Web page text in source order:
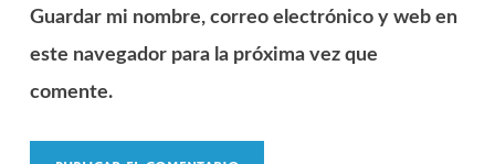
Guardar mi nombre, correo electrónico y web en
este navegador para la próxima vez que
comente.